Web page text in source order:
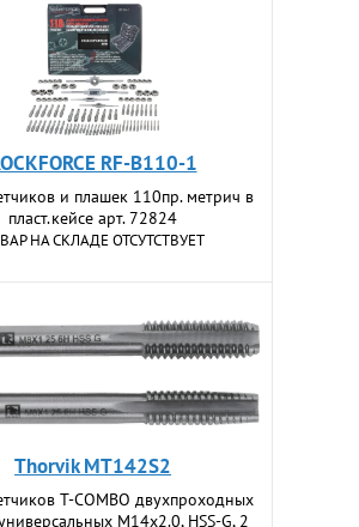
RF-B110-1
и плашек 110пр. метрич в
пласт.кейсе арт. 72824
НА СКЛАДЕ ОТСУТСТВУЕТ
Thorvik MT142S2
T-COMBO двухпроходных
М14х2.0, HSS-G, 2